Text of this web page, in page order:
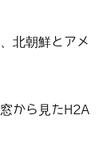
北朝鮮とアメ
から見たH2A